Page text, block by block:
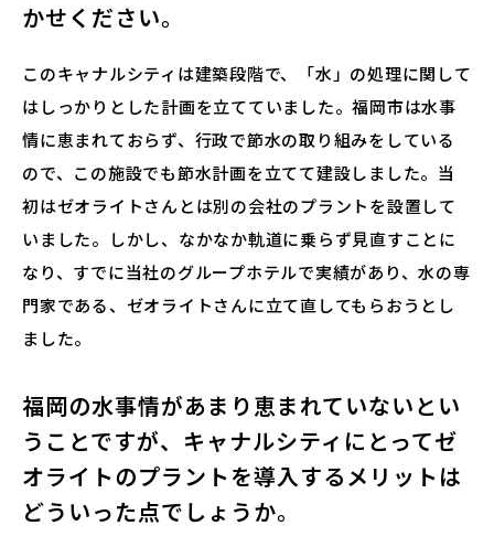
かせください。
このキャナルシティは建築段階で、「水」の処理に関して
はしっかりとした計画を立てていました。福岡市は水事
情に恵まれておらず、行政で節水の取り組みをしている
ので、この施設でも節水計画を立てて建設しました。当
初はゼオライトさんとは別の会社のプラントを設置して
いました。しかし、なかなか軌道に乗らず見直すことに
なり、すでに当社のグループホテルで実績があり、水の専
門家である、ゼオライトさんに立て直してもらおうとし
ました。
福岡の水事情があまり恵まれていないとい
うことですが、キャナルシティにとってゼ
オライトのプラントを導入するメリットは
どういった点でしょうか。